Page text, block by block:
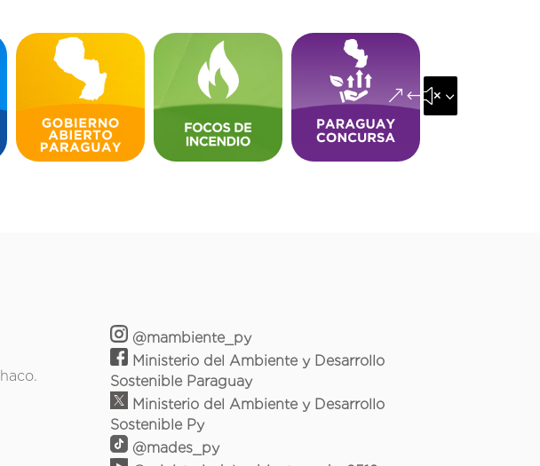
&#x35;
@mambiente_py
Ministerio del Ambiente y Desarrollo
Sostenible Paraguay
Ministerio del Ambiente y Desarrollo
Sostenible Py
@mades_py